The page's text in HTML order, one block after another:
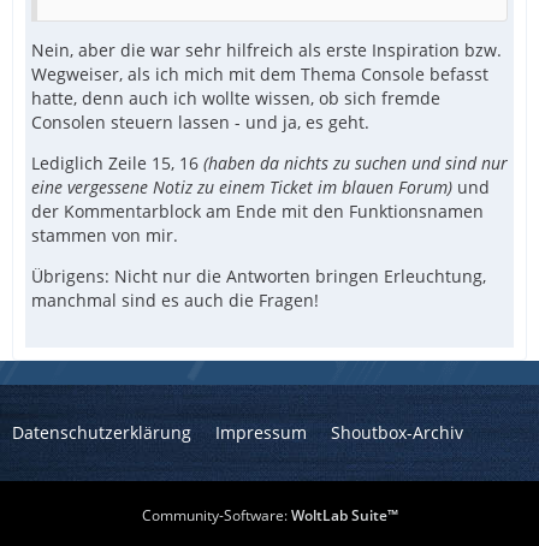
Nein, aber die war sehr hilfreich als erste Inspiration bzw.
Wegweiser, als ich mich mit dem Thema Console befasst
hatte, denn auch ich wollte wissen, ob sich fremde
Consolen steuern lassen - und ja, es geht.
Lediglich Zeile 15, 16 (haben da nichts zu suchen und sind nur
eine vergessene Notiz zu einem Ticket im blauen Forum) und
der Kommentarblock am Ende mit den Funktionsnamen
stammen von mir.
Übrigens: Nicht nur die Antworten bringen Erleuchtung,
manchmal sind es auch die Fragen!
Datenschutzerklärung Impressum Shoutbox-Archiv
Community-Software:WoltLab Suite™